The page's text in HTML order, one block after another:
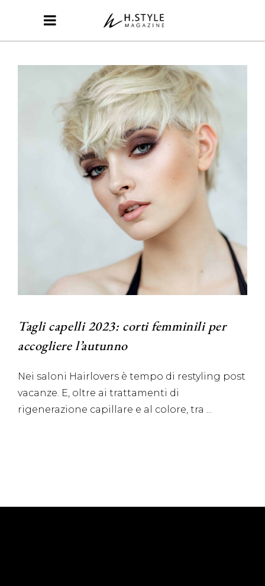
Tagli capelli 2023: corti femminili per
accogliere l’autunno
Nei saloni Hairlovers è tempo di restyling post
vacanze. E, oltre ai trattamenti di
rigenerazione capillare e al colore, tra